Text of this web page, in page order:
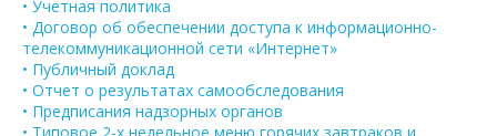
• Учетная политика
• Договор об обеспечении доступа к информационно-
телекоммуникационной сети «Интернет»
• Публичный доклад
• Отчет о результатах самообследования
• Предписания надзорных органов
• Типовое 2-х недельное меню горячих завтраков и